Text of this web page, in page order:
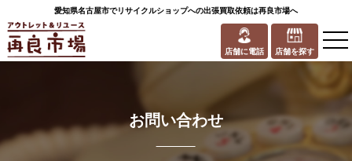
愛知県名古屋市でリサイクルショップへの出張買取依頼は再良市場へ
店舗に電話 店舗を探す
お問い合わせ